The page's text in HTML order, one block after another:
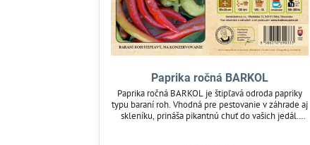
Paprika ročná BARKOL
Paprika ročná BARKOL je štipľavá odroda papriky
typu baraní roh. Vhodná pre pestovanie v záhrade aj
skleníku, prináša pikantnú chuť do vašich jedál.